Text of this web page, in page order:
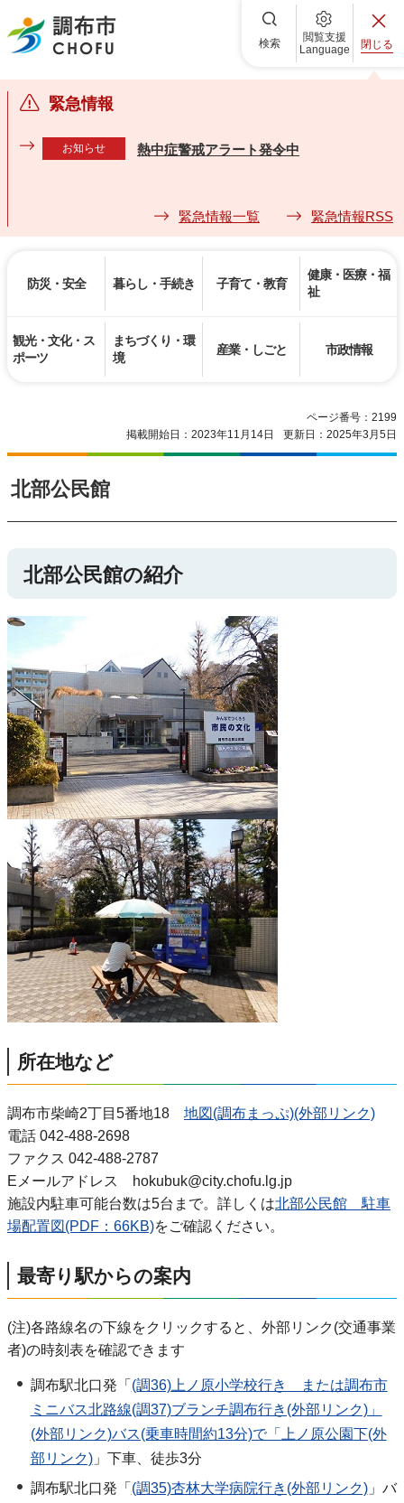
調布市 検索
閲覧支援
Language
閉じる
緊急情報
お知らせ 熱中症警戒アラート発令中
緊急情報一覧 緊急情報RSS
防災・安全 暮らし・手続き 子育て・教育
健康・医療・福
祉
観光・文化・ス
ポーツ
まちづくり・環
境
産業・しごと 市政情報
ページ番号：2199
掲載開始日：2023年11月14日
更新日：2025年3月5日
北部公民館
北部公民館の紹介
所在地など
調布市柴崎2丁目5番地18 地図(調布まっぷ)(外部リンク)
電話 042-488-2698
ファクス 042-488-2787
Eメールアドレス hokubuk@city.chofu.lg.jp
施設内駐車可能台数は5台まで。詳しくは北部公民館 駐車
場配置図(PDF：66KB)をご確認ください。
最寄り駅からの案内
(注)各路線名の下線をクリックすると、外部リンク(交通事業
者)の時刻表を確認できます
調布駅北口発「 (調36)上ノ原小学校行き または調布市
ミニバス北路線(調37)ブランチ調布行き(外部リンク)」
(外部リンク)バス(乗車時間約13分)で「上ノ原公園下(外
部リンク)」下車、徒歩3分
調布駅北口発「 (調35)杏林大学病院行き(外部リンク)」バ